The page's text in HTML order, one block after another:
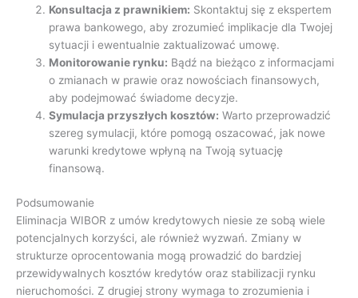
Konsultacja z prawnikiem: Skontaktuj się z ekspertem
prawa bankowego, aby zrozumieć implikacje dla Twojej
sytuacji i ewentualnie zaktualizować umowę.
Monitorowanie rynku: Bądź na bieżąco z informacjami
o zmianach w prawie oraz nowościach finansowych,
aby podejmować świadome decyzje.
Symulacja przyszłych kosztów: Warto przeprowadzić
szereg symulacji, które pomogą oszacować, jak nowe
warunki kredytowe wpłyną na Twoją sytuację
finansową.
Podsumowanie
Eliminacja WIBOR z umów kredytowych niesie ze sobą wiele
potencjalnych korzyści, ale również wyzwań. Zmiany w
strukturze oprocentowania mogą prowadzić do bardziej
przewidywalnych kosztów kredytów oraz stabilizacji rynku
nieruchomości. Z drugiej strony wymaga to zrozumienia i